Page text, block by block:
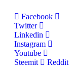
Facebook
Twitter
Linkedin
Instagram
Youtube
Steemit
Reddit